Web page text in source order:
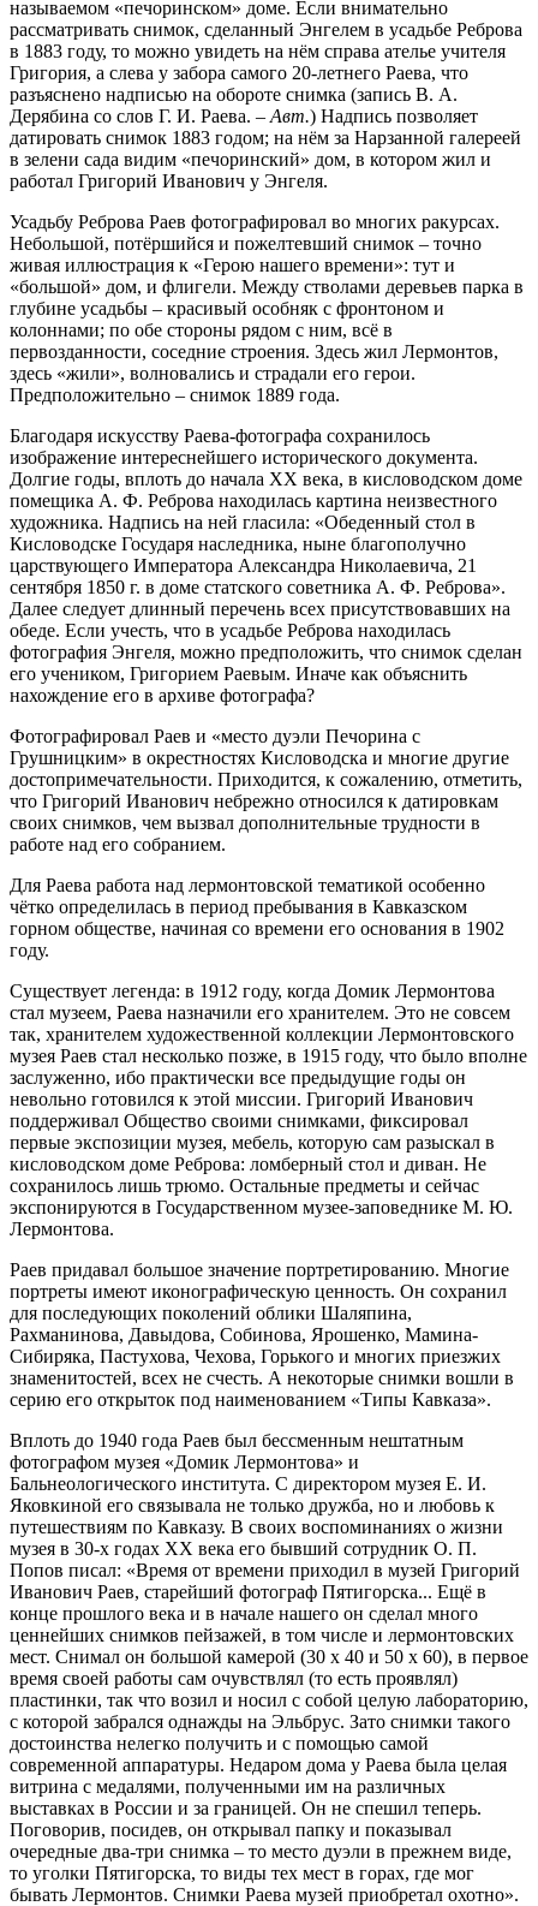
называемом «печоринском» доме. Если внимательно
рассматривать снимок, сделанный Энгелем в усадьбе Реброва
в 1883 году, то можно увидеть на нём справа ателье учителя
Григория, а слева у забора самого 20-летнего Раева, что
разъяснено надписью на обороте снимка (запись В. А.
Дерябина со слов Г. И. Раева. – Авт.) Надпись позволяет
датировать снимок 1883 годом; на нём за Нарзанной галереей
в зелени сада видим «печоринский» дом, в котором жил и
работал Григорий Иванович у Энгеля.
Усадьбу Реброва Раев фотографировал во многих ракурсах.
Небольшой, потёршийся и пожелтевший снимок – точно
живая иллюстрация к «Герою нашего времени»: тут и
«большой» дом, и флигели. Между стволами деревьев парка в
глубине усадьбы – красивый особняк с фронтоном и
колоннами; по обе стороны рядом с ним, всё в
первозданности, соседние строения. Здесь жил Лермонтов,
здесь «жили», волновались и страдали его герои.
Предположительно – снимок 1889 года.
Благодаря искусству Раева-фотографа сохранилось
изображение интереснейшего исторического документа.
Долгие годы, вплоть до начала ХХ века, в кисловодском доме
помещика А. Ф. Реброва находилась картина неизвестного
художника. Надпись на ней гласила: «Обеденный стол в
Кисловодске Государя наследника, ныне благополучно
царствующего Императора Александра Николаевича, 21
сентября 1850 г. в доме статского советника А. Ф. Реброва».
Далее следует длинный перечень всех присутствовавших на
обеде. Если учесть, что в усадьбе Реброва находилась
фотография Энгеля, можно предположить, что снимок сделан
его учеником, Григорием Раевым. Иначе как объяснить
нахождение его в архиве фотографа?
Фотографировал Раев и «место дуэли Печорина с
Грушницким» в окрестностях Кисловодска и многие другие
достопримечательности. Приходится, к сожалению, отметить,
что Григорий Иванович небрежно относился к датировкам
своих снимков, чем вызвал дополнительные трудности в
работе над его собранием.
Для Раева работа над лермонтовской тематикой особенно
чётко определилась в период пребывания в Кавказском
горном обществе, начиная со времени его основания в 1902
году.
Существует легенда: в 1912 году, когда Домик Лермонтова
стал музеем, Раева назначили его хранителем. Это не совсем
так, хранителем художественной коллекции Лермонтовского
музея Раев стал несколько позже, в 1915 году, что было вполне
заслуженно, ибо практически все предыдущие годы он
невольно готовился к этой миссии. Григорий Иванович
поддерживал Общество своими снимками, фиксировал
первые экспозиции музея, мебель, которую сам разыскал в
кисловодском доме Реброва: ломберный стол и диван. Не
сохранилось лишь трюмо. Остальные предметы и сейчас
экспонируются в Государственном музее-заповеднике М. Ю.
Лермонтова.
Раев придавал большое значение портретированию. Многие
портреты имеют иконографическую ценность. Он сохранил
для последующих поколений облики Шаляпина,
Рахманинова, Давыдова, Собинова, Ярошенко, Мамина-
Сибиряка, Пастухова, Чехова, Горького и многих приезжих
знаменитостей, всех не счесть. А некоторые снимки вошли в
серию его открыток под наименованием «Типы Кавказа».
Вплоть до 1940 года Раев был бессменным нештатным
фотографом музея «Домик Лермонтова» и
Бальнеологического института. С директором музея Е. И.
Яковкиной его связывала не только дружба, но и любовь к
путешествиям по Кавказу. В своих воспоминаниях о жизни
музея в 30-х годах ХХ века его бывший сотрудник О. П.
Попов писал: «Время от времени приходил в музей Григорий
Иванович Раев, старейший фотограф Пятигорска... Ещё в
конце прошлого века и в начале нашего он сделал много
ценнейших снимков пейзажей, в том числе и лермонтовских
мест. Снимал он большой камерой (30 х 40 и 50 х 60), в первое
время своей работы сам очувствлял (то есть проявлял)
пластинки, так что возил и носил с собой целую лабораторию,
с которой забрался однажды на Эльбрус. Зато снимки такого
достоинства нелегко получить и с помощью самой
современной аппаратуры. Недаром дома у Раева была целая
витрина с медалями, полученными им на различных
выставках в России и за границей. Он не спешил теперь.
Поговорив, посидев, он открывал папку и показывал
очередные два-три снимка – то место дуэли в прежнем виде,
то уголки Пятигорска, то виды тех мест в горах, где мог
бывать Лермонтов. Снимки Раева музей приобретал охотно».